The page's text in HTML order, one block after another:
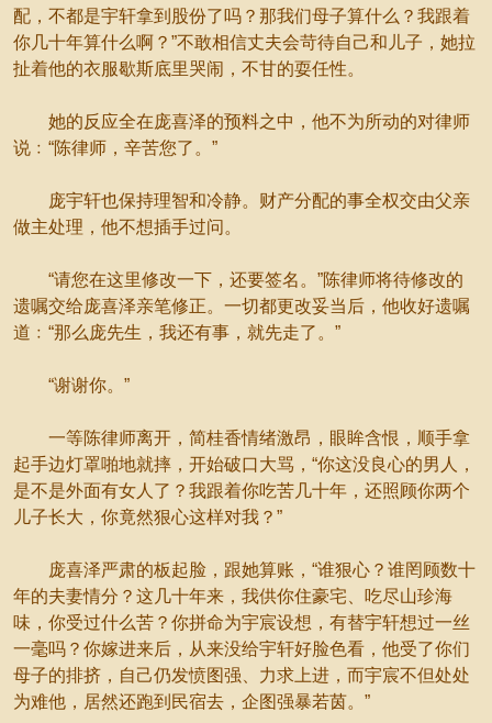
配，不都是宇轩拿到股份了吗？那我们母子算什么？我跟着
你几十年算什么啊？”不敢相信丈夫会苛待自己和儿子，她拉
扯着他的衣服歇斯底里哭闹，不甘的耍任性。
她的反应全在庞喜泽的预料之中，他不为所动的对律师
说﹕“陈律师，辛苦您了。”
庞宇轩也保持理智和冷静。财产分配的事全权交由父亲
做主处理，他不想插手过问。
“请您在这里修改一下，还要签名。”陈律师将待修改的
遗嘱交给庞喜泽亲笔修正。一切都更改妥当后，他收好遗嘱
道﹕“那么庞先生，我还有事，就先走了。”
“谢谢你。”
一等陈律师离开，简桂香情绪激昂，眼眸含恨，顺手拿
起手边灯罩啪地就摔，开始破口大骂，“你这没良心的男人，
是不是外面有女人了？我跟着你吃苦几十年，还照顾你两个
儿子长大，你竟然狠心这样对我？”
庞喜泽严肃的板起脸，跟她算账，“谁狠心？谁罔顾数十
年的夫妻情分？这几十年来，我供你住豪宅、吃尽山珍海
味，你受过什么苦？你拼命为宇宸设想，有替宇轩想过一丝
一毫吗？你嫁进来后，从来没给宇轩好脸色看，他受了你们
母子的排挤，自己仍发愤图强、力求上进，而宇宸不但处处
为难他，居然还跑到民宿去，企图强暴若茵。”